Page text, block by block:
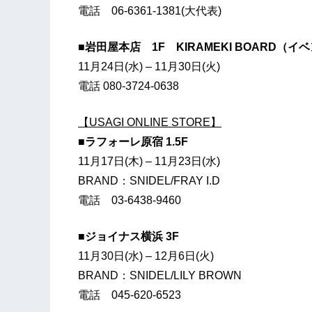
電話 06-6361-1381(大代表)
■岩田屋本店 1F KIRAMEKI BOARD（イベ
11月24日(水) – 11月30日(火)
電話 080-3724-0638
【USAGI ONLINE STORE】
■ラフォーレ原宿 1.5F
11月17日(木) – 11月23日(水)
BRAND：SNIDEL/FRAY I.D
電話 03-6438-9460
■ジョイナス横浜 3F
11月30日(水) – 12月6日(火)
BRAND：SNIDEL/LILY BROWN
電話 045-620-6523